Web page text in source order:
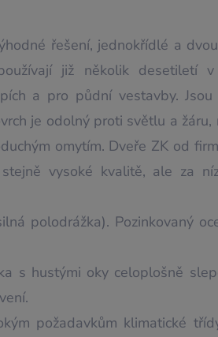
řešení, jednokřídlé a
již několik desetiletí
a pro půdní vestavby.
je odolný proti světlu a
omytím. Dveře ZK od
vysoké kvalitě, ale za
polodrážka). Pozinkovaný
s hustými oky celoplošně
požadavkům klimatické